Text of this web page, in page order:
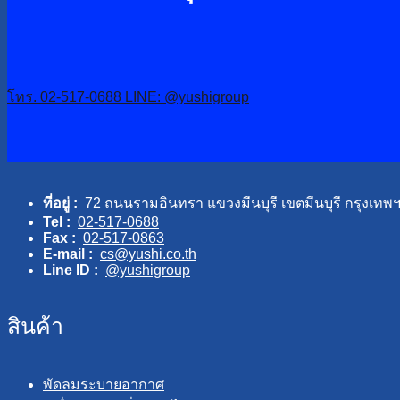
โทร. 02-517-0688 LINE: @yushigroup
ที่อยู่ : 72 ถนนรามอินทรา แขวงมีนบุรี เขตมีนบุรี กรุงเทพ
Tel : 02-517-0688
Fax : 02-517-0863
E-mail : cs@yushi.co.th
Line ID : @yushigroup
สินค้า
พัดลมระบายอากาศ